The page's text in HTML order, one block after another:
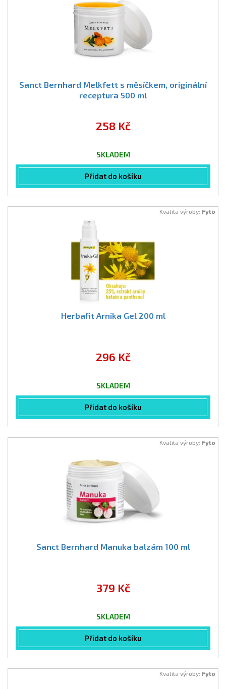
Sanct Bernhard Melkfett s měsíčkem, originální
receptura 500 ml
258 Kč
SKLADEM
Přidat do košíku
Kvalita výroby: Fyto
Herbafit Arnika Gel 200 ml
296 Kč
SKLADEM
Přidat do košíku
Kvalita výroby: Fyto
Sanct Bernhard Manuka balzám 100 ml
379 Kč
SKLADEM
Přidat do košíku
Kvalita výroby: Fyto